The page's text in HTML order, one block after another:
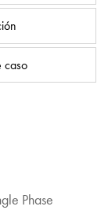
caso
Phase